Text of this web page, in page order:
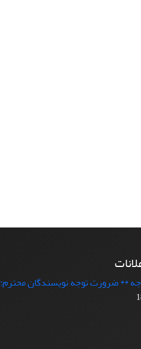
** ضرورت توجه نویسندگان محترم: